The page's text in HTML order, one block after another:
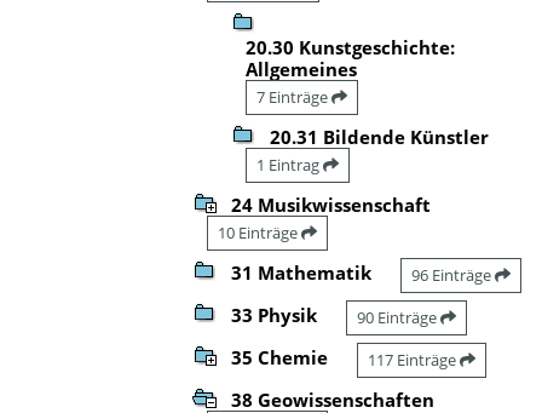
20.30 Kunstgeschichte:
Allgemeines
7 Einträge
20.31 Bildende Künstler
1 Eintrag
24 Musikwissenschaft
10 Einträge
31 Mathematik 96 Einträge
33 Physik 90 Einträge
35 Chemie 117 Einträge
38 Geowissenschaften